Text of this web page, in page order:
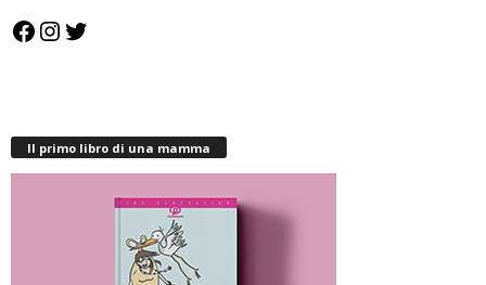
Facebook
Instagram
Twitter
Il primo libro di una mamma